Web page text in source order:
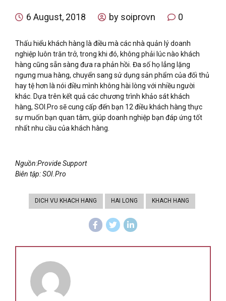
6 August, 2018 by soiprovn 0
Thấu hiểu khách hàng là điều mà các nhà quản lý doanh
nghiệp luôn trăn trở, trong khi đó, không phải lúc nào khách
hàng cũng sẵn sàng đưa ra phản hồi. Đa số họ lẳng lặng
ngưng mua hàng, chuyển sang sử dụng sản phẩm của đối thủ
hay tệ hơn là nói điều mình không hài lòng với nhiều người
khác. Dựa trên kết quả các chương trình khảo sát khách
hàng, SOI.Pro sẽ cung cấp đến bạn 12 điều khách hàng thực
sự muốn bạn quan tâm, giúp doanh nghiệp bạn đáp ứng tốt
nhất nhu cầu của khách hàng.
Nguồn:Provide Support
Biên tập: SOI.Pro
DICH VU KHACH HANG HAI LONG KHACH HANG